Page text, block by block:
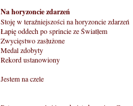
Na horyzoncie zdarzeń
Stoję w teraźniejszości na horyzoncie zdarzeń
Łapię oddech po sprincie ze Światłem
Zwycięstwo zasłużone
Medal zdobyty
Rekord ustanowiony
Jestem na czele